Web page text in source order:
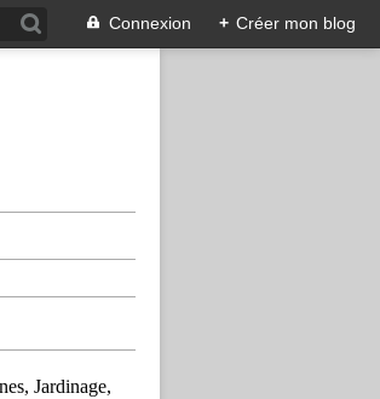
Connexion + Créer mon blog
Jardinage,